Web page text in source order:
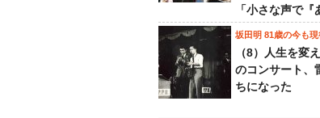
「小さな声で『
坂田明 81歳の今も
（8）人生を変
のコンサート、
ちになった